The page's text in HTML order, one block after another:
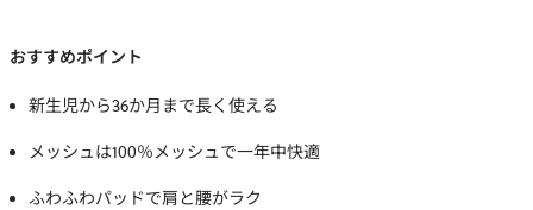
おすすめポイント
新生児から36か月まで長く使える
メッシュは100％メッシュで一年中快適
ふわふわパッドで肩と腰がラク